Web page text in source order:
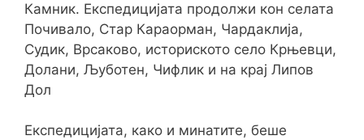
Камник. Експедицијата продолжи кон селата
Почивало, Стар Караорман, Чардаклија,
Судик, Врсаково, историското село Крњевци,
Долани, Љуботен, Чифлик и на крај Липов
Дол
Експедицијата, како и минатите, беше